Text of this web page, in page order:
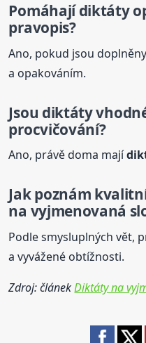
Pomáhajídiktáty
pravopis?
Ano, pokud jsou
a opakováním.
Jsou diktáty
procvičování?
Ano, právě doma mají
Jak poznám
na vyjmenovaná
Podle smysluplných vět,
a vyvážené obtížnosti.
Zdroj: článekDiktáty na